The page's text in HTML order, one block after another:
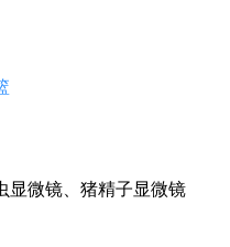
显微镜、猪精子显微镜